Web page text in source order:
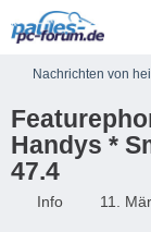
Nachrichten von
Handys *
47.4
Info 11.